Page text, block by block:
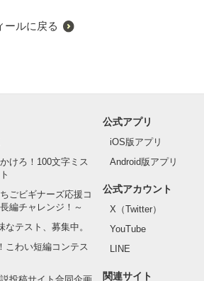
ールに戻る
けろ！100文字ミス
ごビギナーズ応援コ
編チャレンジ！～
なテスト、募集中。
こわい短編コンテス
公式アプリ
iOS版アプリ
Android版アプリ
公式アカウント
X（Twitter）
YouTube
LINE
関連サイト